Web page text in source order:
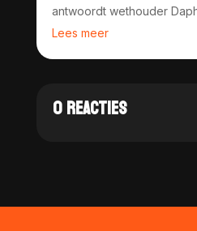
antwoordt wethouder
Lees meer
0 REACTIES